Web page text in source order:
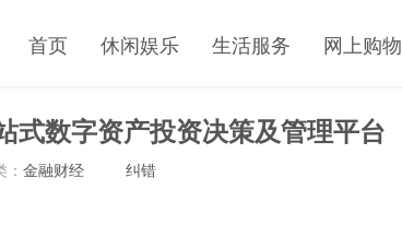
首页 休闲娱乐 生活服务 网上购物
式数字资产投资决策及管理平台
金融财经 纠错